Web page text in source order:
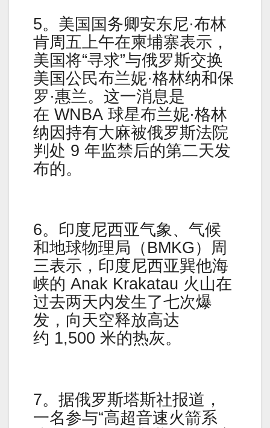
5。美国国务卿安东尼·布林
肯周五上午在柬埔寨表示，
美国将“寻求”与俄罗斯交换
美国公民布兰妮·格林纳和保
罗·惠兰。这一消息是
在 WNBA 球星布兰妮·格林
纳因持有大麻被俄罗斯法院
判处 9 年监禁后的第二天发
布的。
6。印度尼西亚气象、气候
和地球物理局（BMKG）周
三表示，印度尼西亚巽他海
峡的 Anak Krakatau 火山在
过去两天内发生了七次爆
发，向天空释放高达
约 1,500 米的热灰。
7。据俄罗斯塔斯社报道，
一名参与“高超音速火箭系